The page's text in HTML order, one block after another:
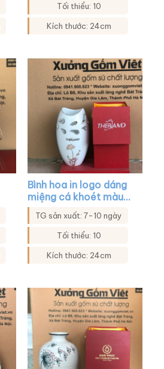
Tối thiểu: 10
Kích thước: 24cm
Bình hoa in logo dáng
miệng cá khoét màu
trắng họa tiết hoa sen
XG-LH22
TG sản xuất: 7-10 ngày
Tối thiểu: 10
Kích thước: 24cm